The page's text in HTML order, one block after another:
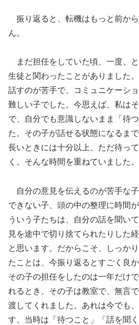
振り返ると、転機はもっと前か
ん。
まだ担任をしていた頃、一度、
生徒と関わったことがありました
話すのが苦手で、コミュニケーシ
難しい子でした。今思えば、私は
で、自分でも意識しないまま「待
た。その子が話せる状態になるま
長いときには十分以上、ただ待っ
く。そんな時間を重ねていました。
自分の意見を伝えるのが苦手な子
できない子、頭の中の整理に時間
ういう子たちは、自分の話を聞い
見を途中で切り捨てられたりした
と思います。だからこそ、しっか
たことは、今振り返るとすごく良
その子の担任をしたのは一年だけ
れるとき、その子は教室で、無言
渡してくれました。あれは今でも
す。当時は「待つこと」「話を聞